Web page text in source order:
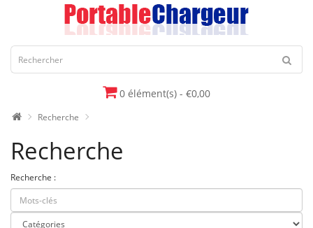
0 élément(s) - €0,00
Recherche
Recherche
Recherche :